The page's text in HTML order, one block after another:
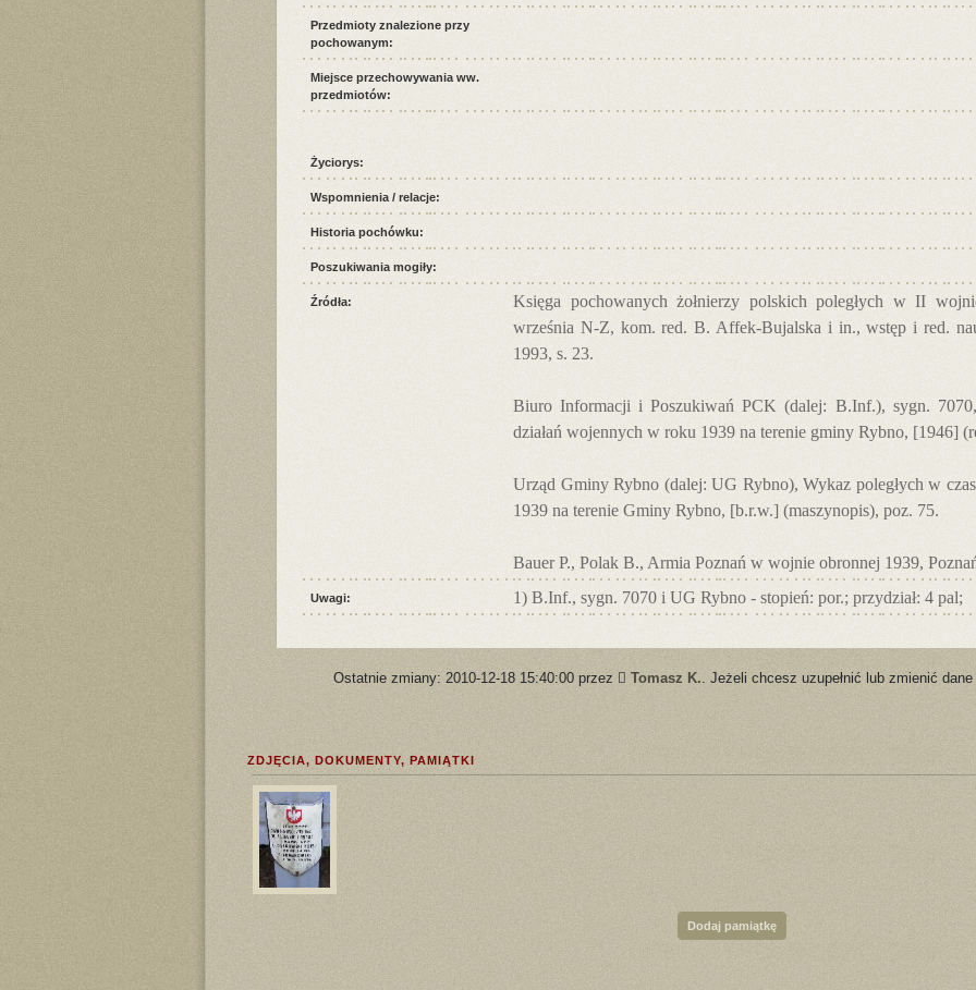
Przedmioty znalezione przy
pochowanym:
Miejsce przechowywania ww.
przedmiotów:
Życiorys:
Wspomnienia / relacje:
Historia pochówku:
Poszukiwania mogiły:
Źródła:
Księga pochowanych żołnierzy polskich poległych w II
września N-Z, kom. red. B. Affek-Bujalska i in., wstęp i red.
1993, s. 23.
Biuro Informacji i Poszukiwań PCK (dalej: B.Inf.), sygn.
działań wojennych w roku 1939 na terenie gminy Rybno, [1946]
Urząd Gminy Rybno (dalej: UG Rybno), Wykaz poległych w
1939 na terenie Gminy Rybno, [b.r.w.] (maszynopis), poz. 75.
Bauer P., Polak B., Armia Poznań w wojnie obronnej 1939,
Uwagi: 1) B.Inf., sygn. 7070 i UG Rybno - stopień: por.; przydział: 4 pal;
Ostatnie zmiany: 2010-12-18 15:40:00 przez Tomasz K. . Jeżeli chcesz uzupełnić lub zmienić
ZDJĘCIA, DOKUMENTY, PAMIĄTKI
Dodaj pamiątkę